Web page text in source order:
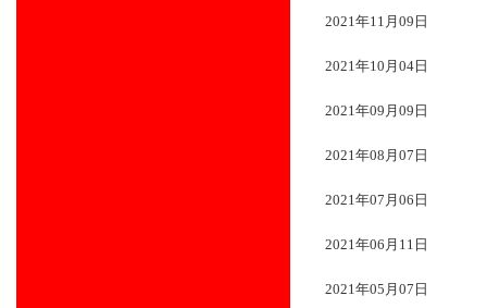
2021年11月09日
2021年10月04日
2021年09月09日
2021年08月07日
2021年07月06日
2021年06月11日
2021年05月07日